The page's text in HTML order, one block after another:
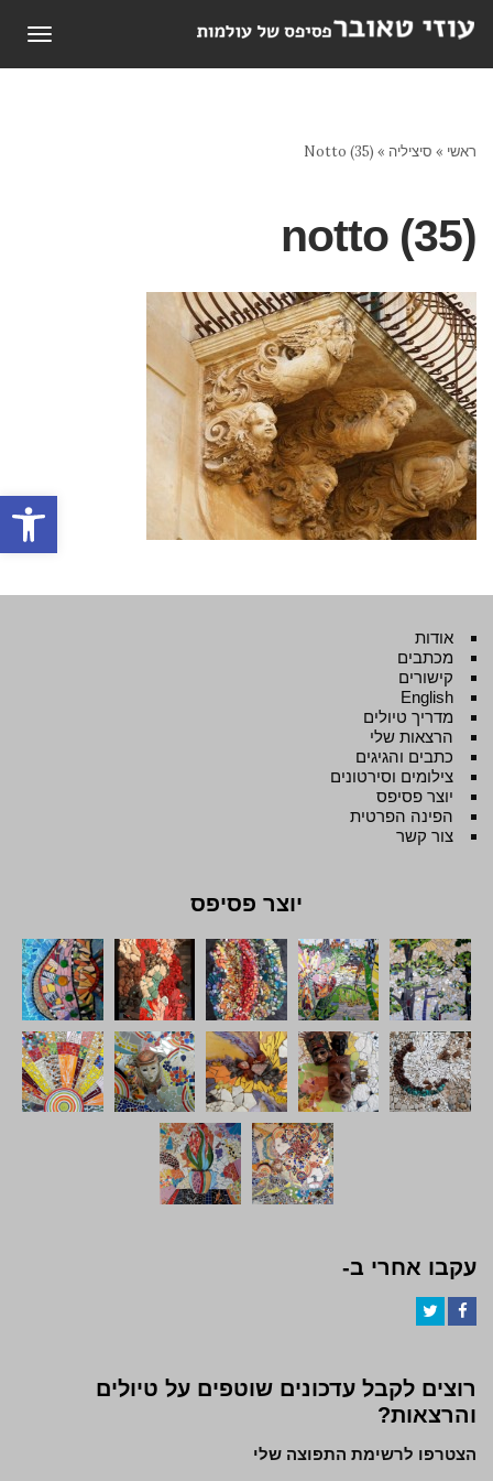
פתח
ראשי » סיציליה »
Notto (35)
notto (35)
אודות
מכתבים
קישורים
English
מדריך טיולים
הרצאות שלי
כתבים והגיגים
צילומים וסירטונים
יוצר פסיפס
הפינה הפרטית
צור קשר
יוצר פסיפס
עקבו אחרי ב-
רוצים לקבל עדכונים שוטפים על טיולים
והרצאות?
הצטרפו לרשימת התפוצה שלי